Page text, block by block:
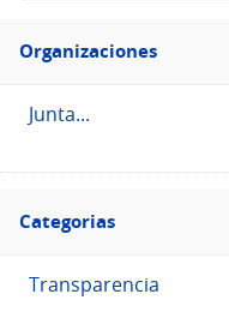
Filtro
Organizaciones
Organizaciones
Junta...
Filtro
Categorias
Categorias
Transparencia